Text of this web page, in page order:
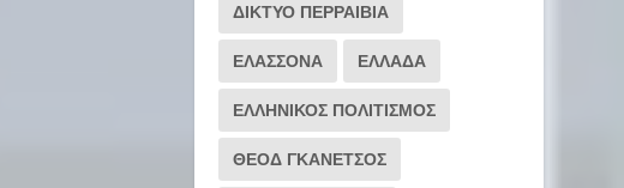
ΔΙΚΤΥΟ ΠΕΡΡΑΙΒΙΑ
ΕΛΑΣΣΟΝΑ ΕΛΛΑΔΑ
ΕΛΛΗΝΙΚΟΣ ΠΟΛΙΤΙΣΜΟΣ
ΘΕΟΔ ΓΚΑΝΕΤΣΟΣ